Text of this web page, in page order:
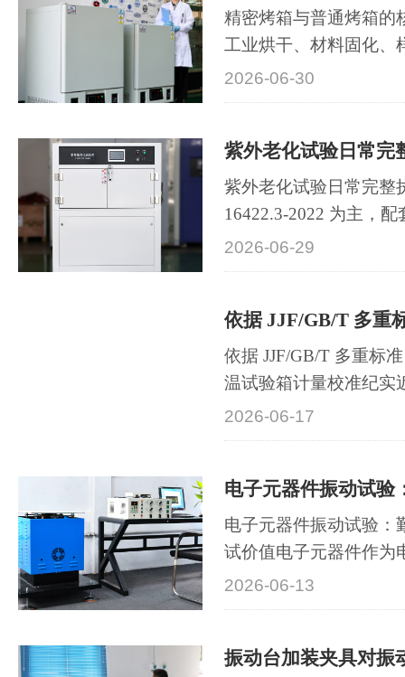
金、教学实验室···
精密烤箱与普通烤箱的
工业烘干、材料固化、
精密烤箱与普通烤箱虽
烤，但核心技术参数、
二者差异集中体现在温
能四大核心维···
2026-06-30
紫外老化试验日常完整
16422.3-2022 为主，
一、核心执行依据标准
GB/T 16422.3-2022（
部分：荧光紫外灯（通
GB/T 16585 橡胶荧···
2026-06-29
依据 JJF/GB/T 多重标
温试验箱计量校准纪实
覆盖 - 40℃至 150℃的
完成第三方全维度计量
标、试验检验标准三大
备温场精度，···
2026-06-17
电子元器件振动试验：
试价值电子元器件作为
础，其抗振可靠性直接
运行稳定性。在运输颠
开裂、引脚断裂、封装
2026-06-13